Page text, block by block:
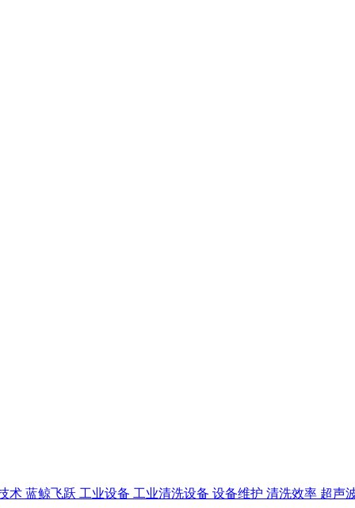
术 蓝鲸飞跃 工业设备 工业清洗设备 设备维护 清洗效率 超声